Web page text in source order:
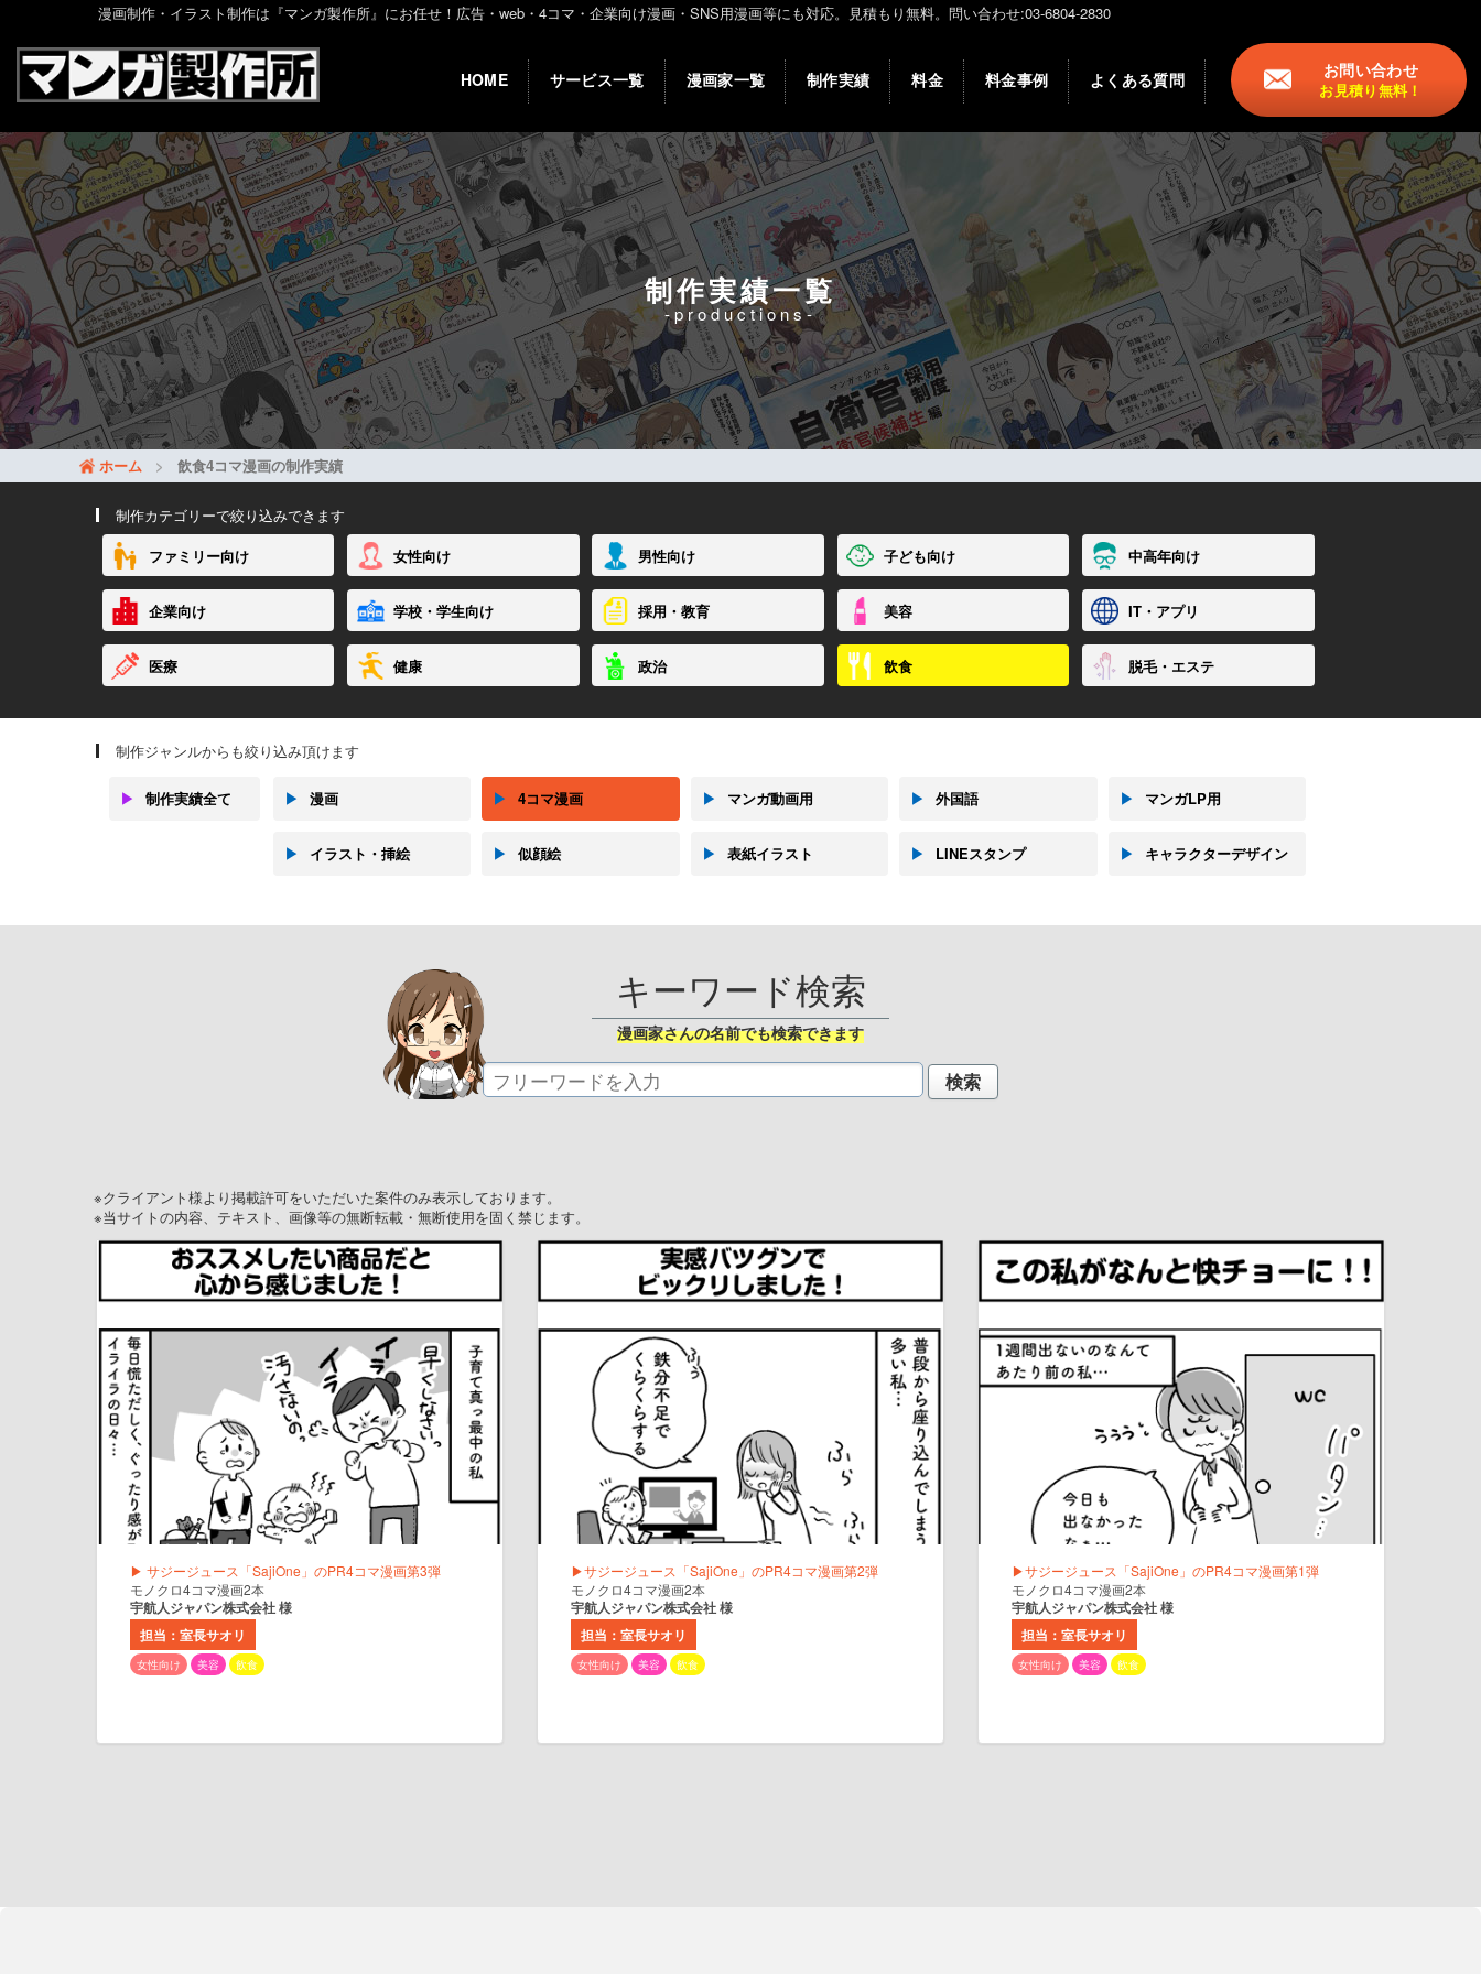
漫画制作・イラスト制作は『マンガ製作所』にお任せ！広告・web・4コマ・企業向け漫画・SNS用漫画等にも対応。見積もり無料。問い合わせ:03-6804-2830
HOME サービス一覧 漫画家一覧 制作実績 料金 料金事例 よくある質問 お問い合わせ
お見積り無料！
制作実績一覧
-productions-
ホーム 飲食4コマ漫画の制作実績
制作カテゴリーで絞り込みできます
ファミリー向け
女性向け 男性向け 子ども向け 中高年向け
企業向け 学校・学生向け 採用・教育 美容 IT・アプリ
医療 健康 政治 飲食 脱毛・エステ
制作ジャンルからも絞り込み頂けます
▶ 制作実績全て ▶ 漫画 ▶ 4コマ漫画 ▶ マンガ動画用 ▶ 外国語 ▶ マンガLP用
▶ イラスト・挿絵 ▶ 似顔絵 ▶ 表紙イラスト ▶ LINEスタンプ ▶ キャラクターデザイン
キーワード検索
漫画家さんの名前でも検索できます
※クライアント様より掲載許可をいただいた案件のみ表示しております。
※当サイトの内容、テキスト、画像等の無断転載・無断使用を固く禁じます。
▶ サジージュース「SajiOne」のPR4コマ漫画第3弾
モノクロ4コマ漫画2本
宇航人ジャパン株式会社 様
担当：室長サオリ
女性向け 美容 飲食
▶サジージュース「SajiOne」のPR4コマ漫画第2弾
モノクロ4コマ漫画2本
宇航人ジャパン株式会社 様
担当：室長サオリ
女性向け 美容 飲食
▶サジージュース「SajiOne」のPR4コマ漫画第1弾
モノクロ4コマ漫画2本
宇航人ジャパン株式会社 様
担当：室長サオリ
女性向け 美容 飲食